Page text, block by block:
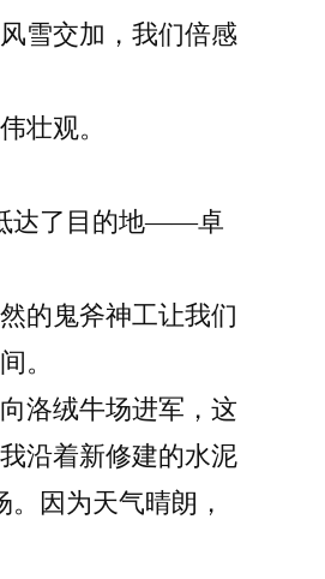
雪交加，我们倍感
壮观。
达了目的地——卓
的鬼斧神工让我们
。
洛绒牛场进军，这
沿着新修建的水泥
因为天气晴朗，